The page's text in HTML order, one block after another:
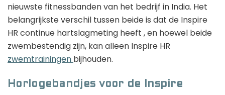
nieuwste fitnessbanden van het bedrijf in India. Het
belangrijkste verschil tussen beide is dat de Inspire
HR continue hartslagmeting heeft , en hoewel beide
zwembestendig zijn, kan alleen Inspire HR
zwemtrainingen bijhouden.
Horlogebandjes voor de Inspire